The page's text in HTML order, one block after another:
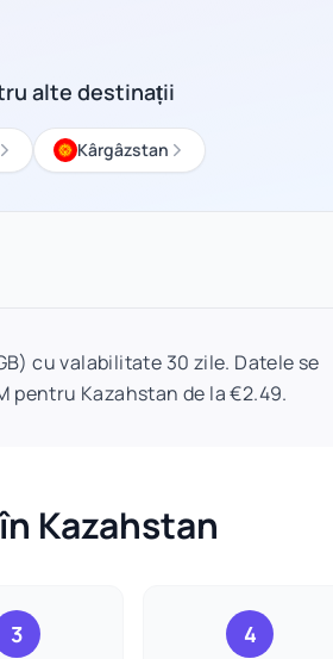
alte destinații
Kârgâzstan
cu valabilitate 30 zile. Datele se
pentru Kazahstan de la €2.49.
Kazahstan
3 4